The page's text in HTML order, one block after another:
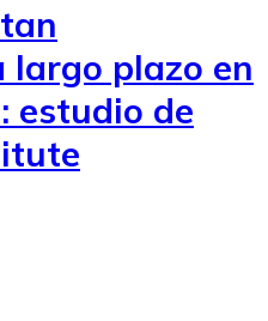
plazo en
estudio de